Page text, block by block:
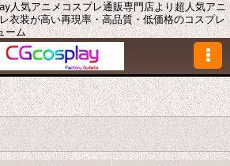
人気アニメコスプレ通販専門店より超人気アニ
装が高い再現率・高品質・低価格のコスプレ
ーム